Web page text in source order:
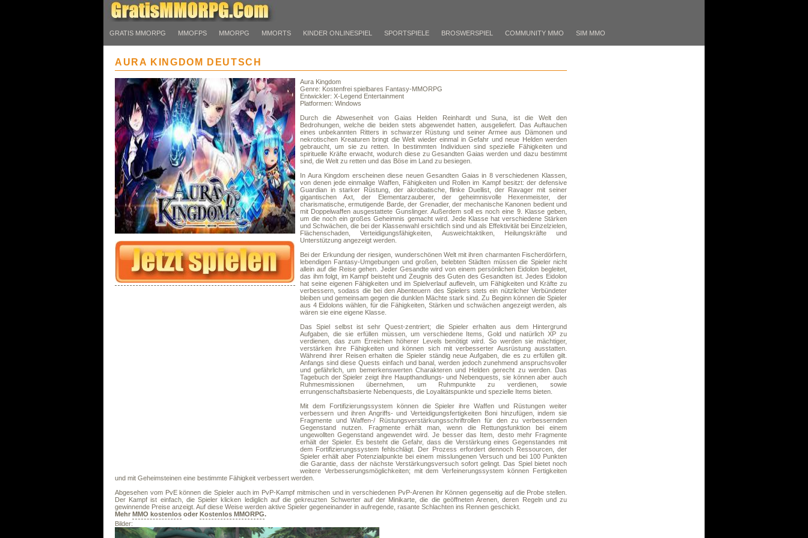
GRATIS MMORPG MMOFPS MMORPG MMORTS KINDER ONLINESPIEL SPORTSPIELE BROSWERSPIEL COMMUNITY MMO SIM MMO
AURA KINGDOM DEUTSCH
Aura Kingdom
Genre: Kostenfrei spielbares Fantasy-MMORPG
Entwickler: X-Legend Entertainment
Platformen: Windows
Durch die Abwesenheit von Gaias Helden Reinhardt und Suna, ist die Welt den
Bedrohungen, welche die beiden stets abgewendet hatten, ausgeliefert. Das Auftauchen
eines unbekannten Ritters in schwarzer Rüstung und seiner Armee aus Dämonen und
nekrotischen Kreaturen bringt die Welt wieder einmal in Gefahr und neue Helden werden
gebraucht, um sie zu retten. In bestimmten Individuen sind spezielle Fähigkeiten und
spirituelle Kräfte erwacht, wodurch diese zu Gesandten Gaias werden und dazu bestimmt
sind, die Welt zu retten und das Böse im Land zu besiegen.
In Aura Kingdom erscheinen diese neuen Gesandten Gaias in 8 verschiedenen Klassen,
von denen jede einmalige Waffen, Fähigkeiten und Rollen im Kampf besitzt: der defensive
Guardian in starker Rüstung, der akrobatische, flinke Duellist, der Ravager mit seiner
gigantischen Axt, der Elementarzauberer, der geheimnisvolle Hexenmeister, der
charismatische, ermutigende Barde, der Grenadier, der mechanische Kanonen bedient und
mit Doppelwaffen ausgestattete Gunslinger. Außerdem soll es noch eine 9. Klasse geben,
um die noch ein großes Geheimnis gemacht wird. Jede Klasse hat verschiedene Stärken
und Schwächen, die bei der Klassenwahl ersichtlich sind und als Effektivität bei Einzelzielen,
Flächenschaden, Verteidigungsfähigkeiten, Ausweichtaktiken, Heilungskräfte und
Unterstützung angezeigt werden.
Bei der Erkundung der riesigen, wunderschönen Welt mit ihren charmanten Fischerdörfern,
lebendigen Fantasy-Umgebungen und großen, belebten Städten müssen die Spieler nicht
allein auf die Reise gehen. Jeder Gesandte wird von einem persönlichen Eidolon begleitet,
das ihm folgt, im Kampf beisteht und Zeugnis des Guten des Gesandten ist. Jedes Eidolon
hat seine eigenen Fähigkeiten und im Spielverlauf aufleveln, um Fähigkeiten und Kräfte zu
verbessern, sodass die bei den Abenteuern des Spielers stets ein nützlicher Verbündeter
bleiben und gemeinsam gegen die dunklen Mächte stark sind. Zu Beginn können die Spieler
aus 4 Eidolons wählen, für die Fähigkeiten, Stärken und schwächen angezeigt werden, als
wären sie eine eigene Klasse.
Das Spiel selbst ist sehr Quest-zentriert; die Spieler erhalten aus dem Hintergrund
Aufgaben, die sie erfüllen müssen, um verschiedene Items, Gold und natürlich XP zu
verdienen, das zum Erreichen höherer Levels benötigt wird. So werden sie mächtiger,
verstärken ihre Fähigkeiten und können sich mit verbesserter Ausrüstung ausstatten.
Während ihrer Reisen erhalten die Spieler ständig neue Aufgaben, die es zu erfüllen gilt.
Anfangs sind diese Quests einfach und banal, werden jedoch zunehmend anspruchsvoller
und gefährlich, um bemerkenswerten Charakteren und Helden gerecht zu werden. Das
Tagebuch der Spieler zeigt ihre Haupthandlungs- und Nebenquests, sie können aber auch
Ruhmesmissionen übernehmen, um Ruhmpunkte zu verdienen, sowie
errungenschaftsbasierte Nebenquests, die Loyalitätspunkte und spezielle Items bieten.
Mit dem Fortifizierungssystem können die Spieler ihre Waffen und Rüstungen weiter
verbessern und ihren Angriffs- und Verteidigungsfertigkeiten Boni hinzufügen, indem sie
Fragmente und Waffen-/ Rüstungsverstärkungsschriftrollen für den zu verbessernden
Gegenstand nutzen. Fragmente erhält man, wenn die Rettungsfunktion bei einem
ungewollten Gegenstand angewendet wird. Je besser das Item, desto mehr Fragmente
erhält der Spieler. Es besteht die Gefahr, dass die Verstärkung eines Gegenstandes mit
dem Fortifizierungssystem fehlschlägt. Der Prozess erfordert dennoch Ressourcen, der
Spieler erhält aber Potenzialpunkte bei einem misslungenen Versuch und bei 100 Punkten
die Garantie, dass der nächste Verstärkungsversuch sofort gelingt. Das Spiel bietet noch
weitere Verbesserungsmöglichkeiten; mit dem Verfeinerungssystem können Fertigkeiten
und mit Geheimsteinen eine bestimmte Fähigkeit verbessert werden.
Abgesehen vom PvE können die Spieler auch im PvP-Kampf mitmischen und in verschiedenen PvP-Arenen ihr Können gegenseitig auf die Probe stellen.
Der Kampf ist einfach, die Spieler klicken lediglich auf die gekreuzten Schwerter auf der Minikarte, die die geöffneten Arenen, deren Regeln und zu
gewinnende Preise anzeigt. Auf diese Weise werden aktive Spieler gegeneinander in aufregende, rasante Schlachten ins Rennen geschickt.
Mehr MMO kostenlos oder Kostenlos MMORPG.
Bilder: